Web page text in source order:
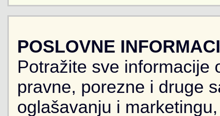
POSLOVNE
Potražite sve informacije
pravne, porezne i druge
oglašavanju i